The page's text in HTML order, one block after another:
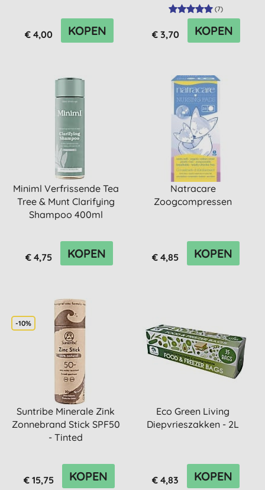
€ 4,00 KOPEN
(7)
€ 3,70 KOPEN
Miniml Verfrissende Tea
Tree & Munt Clarifying
Shampoo 400ml
€ 4,75 KOPEN
Natracare
Zoogcompressen
€ 4,85 KOPEN
-10%
Suntribe Minerale Zink
Zonnebrand Stick SPF50
- Tinted
€ 15,75 KOPEN
Eco Green Living
Diepvrieszakken - 2L
€ 4,83 KOPEN